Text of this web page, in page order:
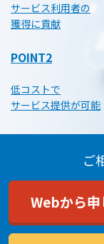
サービス利用者の
獲得に貢献
POINT2
低コストで
サービス提供が可能
ご
Webから申